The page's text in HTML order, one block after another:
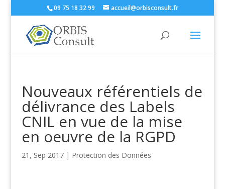
09 75 18 32 99 accueil@orbisconsult.fr
Nouveaux référentiels de
délivrance des Labels
CNIL en vue de la mise
en oeuvre de la RGPD
21, Sep 2017| Protection des Données